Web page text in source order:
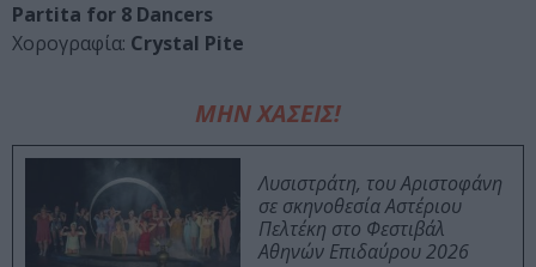
Partita for 8 Dancers
Χορογραφία: Crystal Pite
ΜΗΝ ΧΑΣΕΙΣ!
Λυσιστράτη, του Αριστοφάνη
σε σκηνοθεσία Αστέριου
Πελτέκη στο Φεστιβάλ
Αθηνών Επιδαύρου 2026